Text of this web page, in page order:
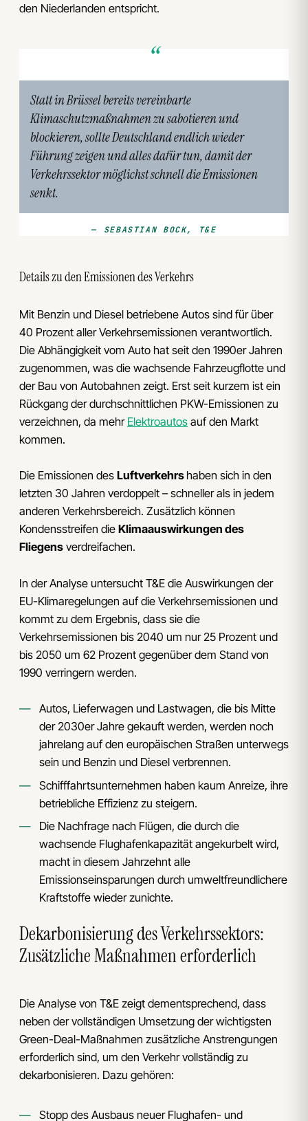
den Niederlanden entspricht.
Statt in Brüssel bereits vereinbarte
Klimaschutzmaßnahmen zu sabotieren und
blockieren, sollte Deutschland endlich wieder
Führung zeigen und alles dafür tun, damit der
Verkehrssektor möglichst schnell die Emissionen
senkt.
SEBASTIAN BOCK, T&E
Details zu den Emissionen des Verkehrs
Mit Benzin und Diesel betriebene Autos sind für über
40 Prozent aller Verkehrsemissionen verantwortlich.
Die Abhängigkeit vom Auto hat seit den 1990er Jahren
zugenommen, was die wachsende Fahrzeugflotte und
der Bau von Autobahnen zeigt. Erst seit kurzem ist ein
Rückgang der durchschnittlichen PKW-Emissionen zu
verzeichnen, da mehr Elektroautos auf den Markt
kommen.
Die Emissionen des Luftverkehrshaben sich in den
letzten 30 Jahren verdoppelt – schneller als in jedem
anderen Verkehrsbereich. Zusätzlich können
Kondensstreifen die Klimaauswirkungen des
Fliegens verdreifachen.
In der Analyse untersucht T&E die Auswirkungen der
EU-Klimaregelungen auf die Verkehrsemissionen und
kommt zu dem Ergebnis, dass sie die
Verkehrsemissionen bis 2040 um nur 25 Prozent und
bis 2050 um 62 Prozent gegenüber dem Stand von
1990 verringern werden.
Autos, Lieferwagen und Lastwagen, die bis Mitte
der 2030er Jahre gekauft werden, werden noch
jahrelang auf den europäischen Straßen unterwegs
sein und Benzin und Diesel verbrennen.
Schifffahrtsunternehmen haben kaum Anreize, ihre
betriebliche Effizienz zu steigern.
Die Nachfrage nach Flügen, die durch die
wachsende Flughafenkapazität angekurbelt wird,
macht in diesem Jahrzehnt alle
Emissionseinsparungen durch umweltfreundlichere
Kraftstoffe wieder zunichte.
Dekarbonisierung des Verkehrssektors:
Zusätzliche Maßnahmen erforderlich
Die Analyse von T&E zeigt dementsprechend, dass
neben der vollständigen Umsetzung der wichtigsten
Green-Deal-Maßnahmen zusätzliche Anstrengungen
erforderlich sind, um den Verkehr vollständig zu
dekarbonisieren. Dazu gehören:
Stopp des Ausbaus neuer Flughafen- und